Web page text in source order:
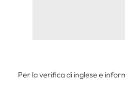
Per la verifica di inglese e